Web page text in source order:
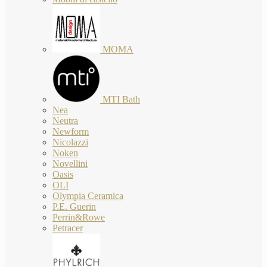
MOMA
MTI Bath
Nea
Neutra
Newform
Nicolazzi
Noken
Novellini
Oasis
OLI
Olympia Ceramica
P.E. Guerin
Perrin&Rowe
Petracer